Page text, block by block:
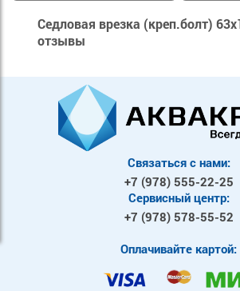
Седловая врезка (креп.болт)
отзывы
Связаться с нами:
+7 (978) 555-22-25
Сервисный центр:
+7 (978) 578-55-52
Оплачивайте картой: